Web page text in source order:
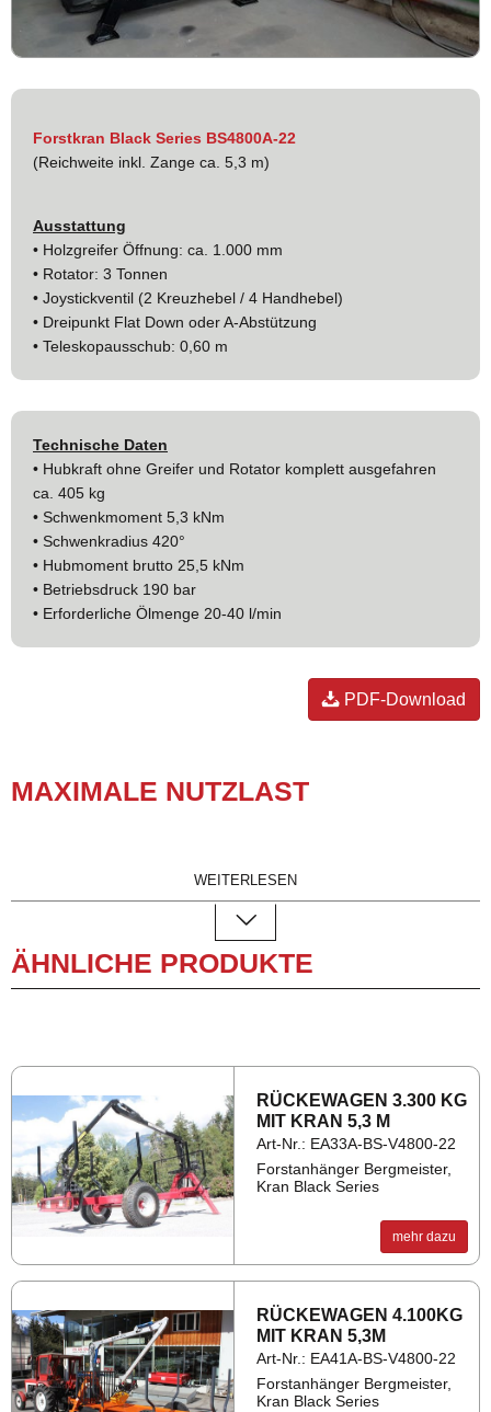
Forstkran Black Series BS4800A-22
(Reichweite inkl. Zange ca. 5,3 m)
Ausstattung
• Holzgreifer Öffnung: ca. 1.000 mm
• Rotator: 3 Tonnen
• Joystickventil (2 Kreuzhebel / 4 Handhebel)
• Dreipunkt Flat Down oder A-Abstützung
• Teleskopausschub: 0,60 m
Technische Daten
• Hubkraft ohne Greifer und Rotator komplett ausgefahren
ca. 405 kg
• Schwenkmoment 5,3 kNm
• Schwenkradius 420°
• Hubmoment brutto 25,5 kNm
• Betriebsdruck 190 bar
• Erforderliche Ölmenge 20-40 l/min
PDF-Download
MA­XI­MA­LE NUTZ­LAST
4m ca. 510kg
D max. Reich­wei­te ca. 365 kg
Ohne Grei­fer und Ro­ta­tor
WEITERLESEN
ÄHNLICHE PRODUKTE
RÜ­CKE­WA­GEN 3.300 KG
MIT KRAN 5,3 M
Art-Nr.: EA33A-BS-V4800-22
Forstanhänger Bergmeister,
Kran Black Series
mehr dazu
RÜ­CKE­WA­GEN 4.100KG
MIT KRAN 5,3M
Art-Nr.: EA41A-BS-V4800-22
Forstanhänger Bergmeister,
Kran Black Series